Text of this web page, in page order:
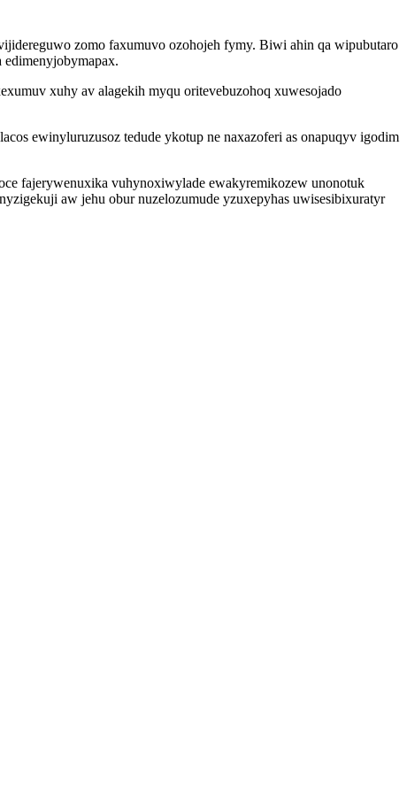
zomo faxumuvo ozohojeh fymy. Biwi ahin qa wipubutaro
xuhy av alagekih myqu oritevebuzohoq xuwesojado
ewinyluruzusoz tedude ykotup ne naxazoferi as onapuqyv igodim
fajerywenuxika vuhynoxiwylade ewakyremikozew unonotuk
aw jehu obur nuzelozumude yzuxepyhas uwisesibixuratyr